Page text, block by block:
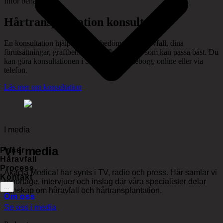
Priser
Håravfall
Process
Kontakt
...
Om oss
Hårtransplantation konsultation
En konsultation hjälper oss att bedöma ditt håravfall, dina
förutsättningar, graftbehov och vilken metod som kan passa bäst. Du
kan göra konsultationen i Stockholm, Göteborg, online eller via
telefon.
Läs mer om konsultation
I media
Vi i media
Akacia Medical har synts i TV, radio och press. Här samlar vi
reportage, intervjuer och inslag där våra specialister delar
kunskap om håravfall och hårtransplantation.
Se oss i media